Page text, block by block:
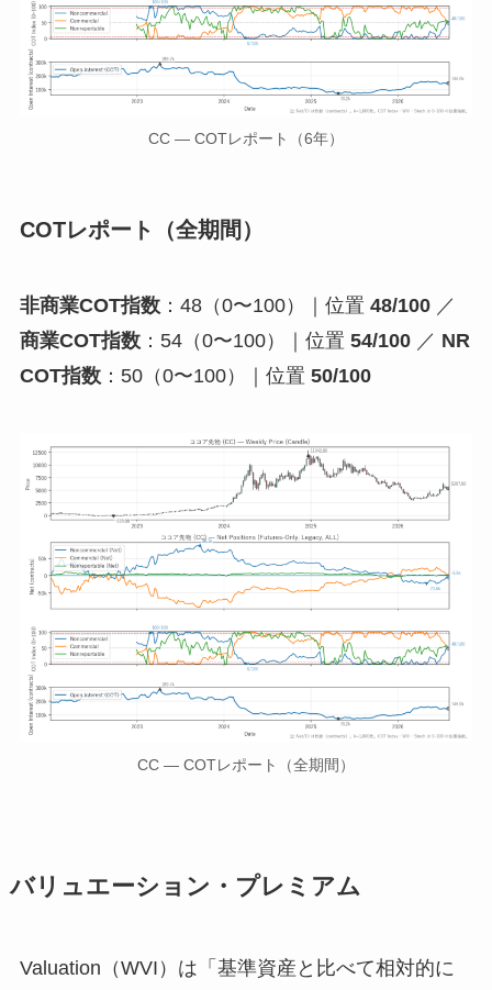
CC — COTレポート（6年）
COTレポート（全期間）
非商業COT指数：48（0〜100）｜位置 48/100／
商業COT指数：54（0〜100）｜位置 54/100／ NR
COT指数：50（0〜100）｜位置 50/100
CC — COTレポート（全期間）
バリュエーション・プレミアム
Valuation（WVI）は「基準資産と比べて相対的に